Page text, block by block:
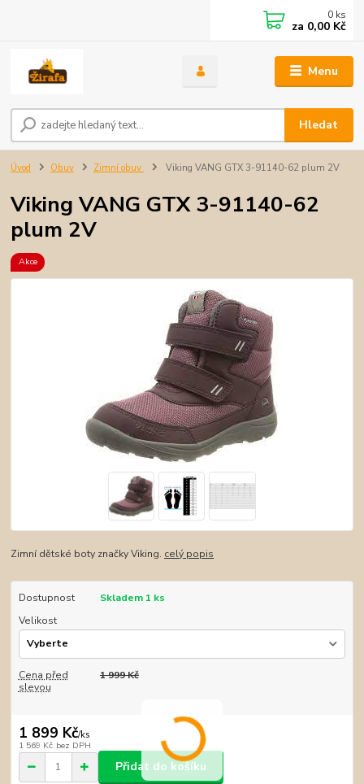
Menu
Hledat
0 ks
za 0,00 Kč
Úvod Obuv Zimní obuv Viking VANG GTX 3-91140-62 plum 2V
Viking VANG GTX 3-91140-62
plum 2V
Akce
Zimní dětské boty značky Viking. celý popis
Dostupnost
Skladem 1 ks
Velikost
Cena před
slevou
1 999 Kč
1 899 Kč/ks
1 569 Kč bez DPH
Přidat do košíku